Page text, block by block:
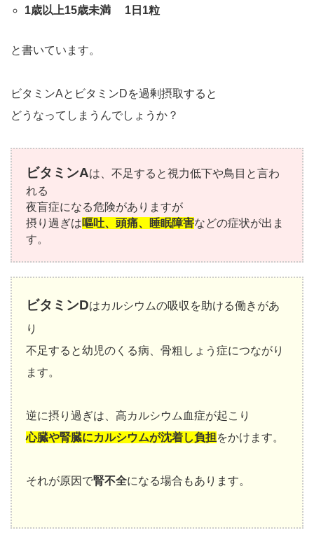
1歳以上15歳未満 1日1粒
と書いています。
ビタミンAとビタミンDを過剰摂取すると
どうなってしまうんでしょうか？
ビタミンAは、不足すると視力低下や鳥目と言わ
れる
夜盲症になる危険がありますが
摂り過ぎは嘔吐、頭痛、睡眠障害などの症状が出ま
す。
ビタミンDはカルシウムの吸収を助ける働きがあ
り
不足すると幼児のくる病、骨粗しょう症につながり
ます。
逆に摂り過ぎは、高カルシウム血症が起こり
心臓や腎臓にカルシウムが沈着し負担をかけます。
それが原因で腎不全になる場合もあります。